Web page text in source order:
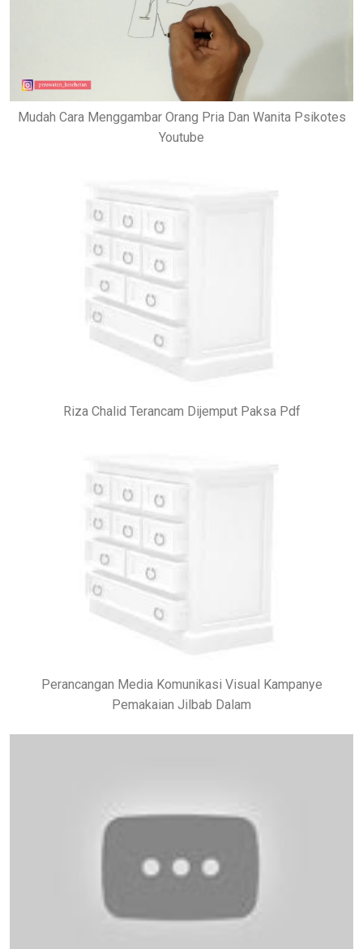
Mudah Cara Menggambar Orang Pria Dan Wanita Psikotes
Youtube
Riza Chalid Terancam Dijemput Paksa Pdf
Perancangan Media Komunikasi Visual Kampanye
Pemakaian Jilbab Dalam